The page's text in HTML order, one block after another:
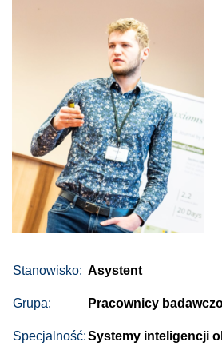
Stanowisko:
Grupa:
Specjalność:
Asystent
Pracownicy
Systemy inteligencji